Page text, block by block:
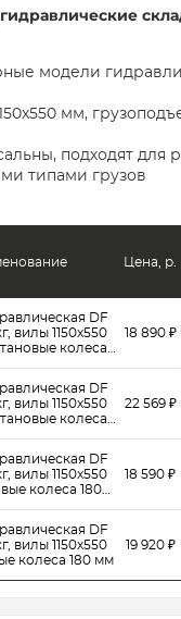
модели
мм,
подходят для
типами грузов
DF
вилы 1150x550
колеса
DF
вилы 1150х550
колеса
DF
вилы 1150x550
колеса 180
DF
вилы 1150х550
колеса 180 мм
Цена, р.
18 890 ₽
22 569 ₽
18 590 ₽
19 920 ₽